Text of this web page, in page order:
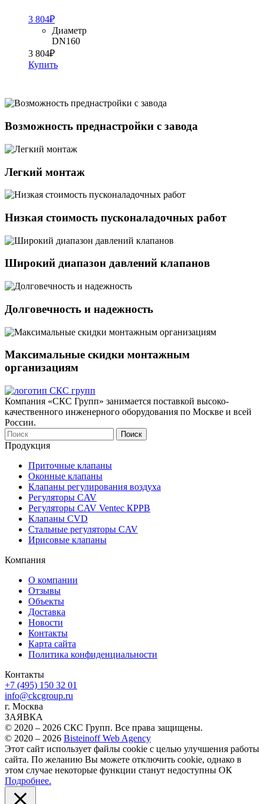
3 804₽
Диаметр
DN160
3 804₽
Купить
Возможность преднастройки с завода
Легкий монтаж
Низкая стоимость пусконаладочных работ
Широкий диапазон давлений клапанов
Долговечность и надежность
Максимальные скидки монтажным
организациям
Компания «СКС Групп» занимается поставкой высоко-
качественного инженерного оборудования по Москве и всей
России.
Продукция
Приточные клапаны
Оконныe клапаны
Клапаны регулирования воздуха
Регуляторы CAV
Регуляторы CAV Ventec КРРВ
Клапаны CVD
Стальные регуляторы CAV
Ирисовые клапаны
Компания
О компании
Отзывы
Объекты
Доставка
Новости
Контакты
Карта сайта
Политика конфиденциальности
Контакты
+7 (495) 150 32 01
info@ckcgroup.ru
г. Москва
ЗАЯВКА
© 2020 – 2026 СКС Групп. Все права защищены.
© 2020 – 2026 Bisteinoff Web Agency
Этот сайт использует файлы cookie с целью улучшения работы
сайта. По желанию Вы можете отключить cookie, однако в
этом случае некоторые функции станут недоступны ОК
Подробнее.